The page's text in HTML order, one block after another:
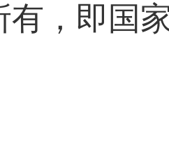
有，即国